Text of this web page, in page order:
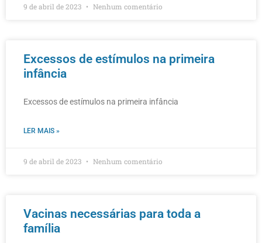
9 de abril de 2023 Nenhum comentário
Excessos de estímulos na primeira
infância
Excessos de estímulos na primeira infância
LER MAIS »
9 de abril de 2023 Nenhum comentário
Vacinas necessárias para toda a
família